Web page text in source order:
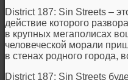
District 187: Sin Streets –
действие которого
в крупных мегаполисах
человеческой морали
в стенах родного города,
District 187: Sin Streets